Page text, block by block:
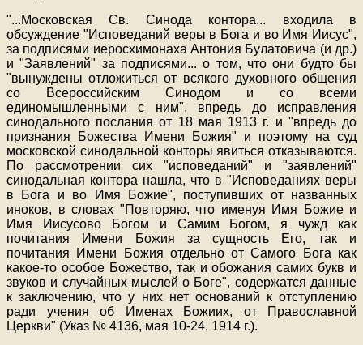
"...Московская Св. Синода контора... входила в
обсуждение "Исповеданий веры в Бога и во Имя Иисус",
за подписями иеросхимонаха Антония Булатовича (и др.)
и "Заявлений" за подписями... о том, что они будто бы
"вынуждены отложиться от всякого духовного общения
со Всероссийским Синодом и со всеми
единомышленными с ним", впредь до исправления
синодального послания от 18 мая 1913 г. и "впредь до
признания Божества Имени Божия" и поэтому на суд
московской синодальной конторы явиться отказываются.
По рассмотрении сих "исповеданий" и "заявлений"
синодальная контора нашла, что в "Исповеданиях веры
в Бога и во Имя Божие", поступивших от названных
иноков, в словах "Повторяю, что именуя Имя Божие и
Имя Иисусово Богом и Самим Богом, я чужд как
почитания Имени Божия за сущность Его, так и
почитания Имени Божия отдельно от Самого Бога как
какое-то особое Божество, так и обожания самих букв и
звуков и случайных мыслей о Боге", содержатся данные
к заключению, что у них нет оснований к отступлению
ради учения об Именах Божиих, от Православной
Церкви" (Указ № 4136, мая 10-24, 1914 г.).